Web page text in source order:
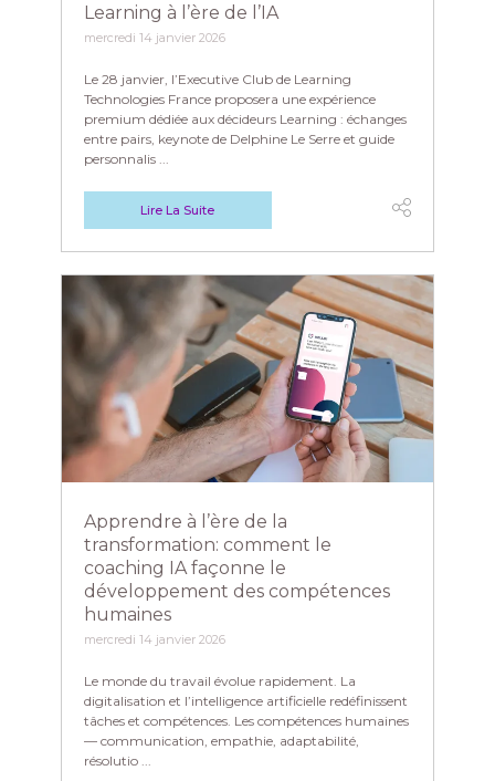
Learning à l’ère de l’IA
mercredi 14 janvier 2026
Le 28 janvier, l’Executive Club de Learning
Technologies France proposera une expérience
premium dédiée aux décideurs Learning : échanges
entre pairs, keynote de Delphine Le Serre et guide
personnalis ...
Lire La Suite
Apprendre à l’ère de la
transformation: comment le
coaching IA façonne le
développement des compétences
humaines
mercredi 14 janvier 2026
Le monde du travail évolue rapidement. La
digitalisation et l’intelligence artificielle redéfinissent
tâches et compétences. Les compétences humaines
— communication, empathie, adaptabilité,
résolutio ...